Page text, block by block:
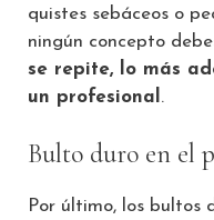
quistes sebáceos o
ningún concepto
se repite, lo más
un profesional .
Bulto duro en el
Por último, los bultos